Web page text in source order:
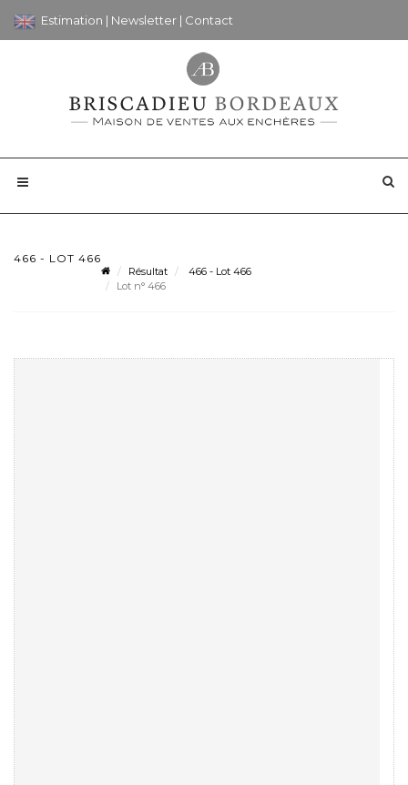
Estimation | Newsletter | Contact
466 - LOT 466
Résultat
466 - Lot 466
Lot n° 466